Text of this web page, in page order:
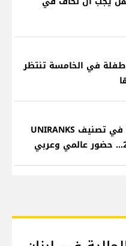
في الخامسة تنتظر
الجامعات اللبنانية في تصنيف UNIRANKS